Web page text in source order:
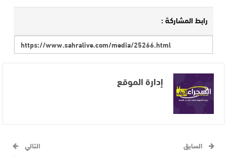
رابط المشاركة :
إدارة الموقع
السابق التالي